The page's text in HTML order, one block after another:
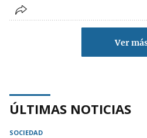
Ver
ÚLTIMAS NOTICIAS
SOCIEDAD